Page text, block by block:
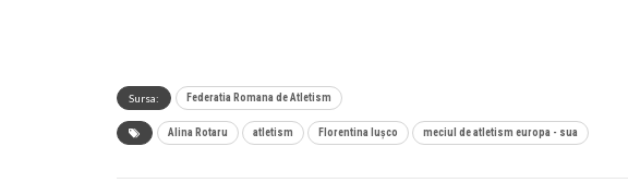
Sursa: Federatia Romana de Atletism
Alina Rotaru atletism Florentina Iușco meciul de atletism europa - sua